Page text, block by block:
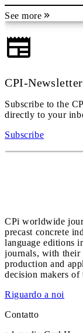
See more
CPI-Newsletter
Subscribe to the
directly to your
Subscribe
CPi worldwide
precast concrete
language editions
journals, with their
production and
decision makers of
Riguardo a noi
Contatto